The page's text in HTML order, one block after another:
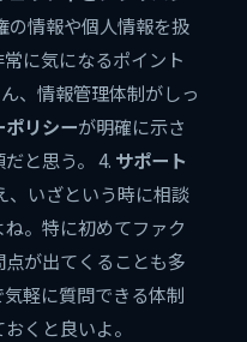
の情報や個人情報を扱
に気になるポイント
、情報管理体制がしっ
リシーが明確に示さ
と思う。 4. サポート
、いざという時に相談
。特に初めてファク
が出てくることも多
軽に質問できる体制
くと良いよ。